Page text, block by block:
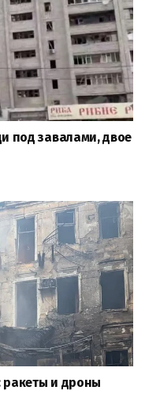
под завалами, двое
ракеты и дроны